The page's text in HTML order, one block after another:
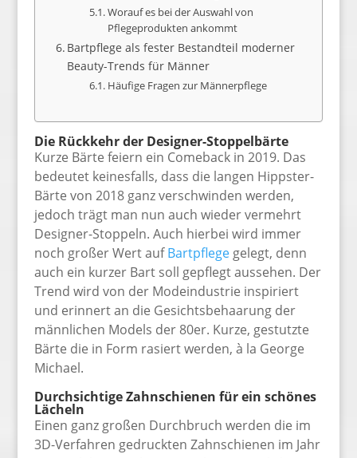
Worauf es bei der Auswahl von
Pflegeprodukten ankommt
Bartpflege als fester Bestandteil moderner
Beauty-Trends für Männer
Häufige Fragen zur Männerpflege
Die Rückkehr der Designer-Stoppelbärte
Kurze Bärte feiern ein Comeback in 2019. Das
bedeutet keinesfalls, dass die langen Hippster-
Bärte von 2018 ganz verschwinden werden,
jedoch trägt man nun auch wieder vermehrt
Designer-Stoppeln. Auch hierbei wird immer
noch großer Wert aufBartpflegegelegt, denn
auch ein kurzer Bart soll gepflegt aussehen. Der
Trend wird von der Modeindustrie inspiriert
und erinnert an die Gesichtsbehaarung der
männlichen Models der 80er. Kurze, gestutzte
Bärte die in Form rasiert werden, à la George
Michael.
Durchsichtige Zahnschienen für ein schönes
Lächeln
Einen ganz großen Durchbruch werden die im
3D-Verfahren gedruckten Zahnschienen im Jahr